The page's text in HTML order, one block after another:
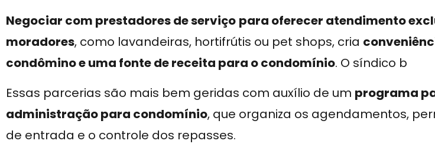
Negociar com prestadores de serviço para oferecer atendimento
moradores, como lavandeiras, hortifrútis ou pet shops, cria
condômino e uma fonte de receita para o condomínio. O síndico b
Essas parcerias são mais bem geridas com auxílio de um programa
administração para condomínio, que organiza os agendamentos,
de entrada e o controle dos repasses.